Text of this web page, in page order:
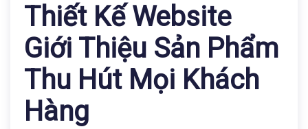
Thiết Kế Website
Giới Thiệu Sản Phẩm
Thu Hút Mọi Khách
Hàng